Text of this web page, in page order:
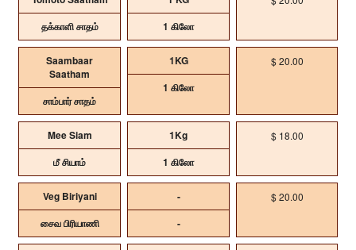
தக்காளி சாதம்
1 கிலோ
Saambaar
Saatham
சாம்பார் சாதம்
1KG
1 கிலோ
$ 20.00
Mee Siam
மீ சியாம்
1Kg
1 கிலோ
$ 18.00
Veg Biriyani
சைவ பிரியாணி
-
-
$ 20.00